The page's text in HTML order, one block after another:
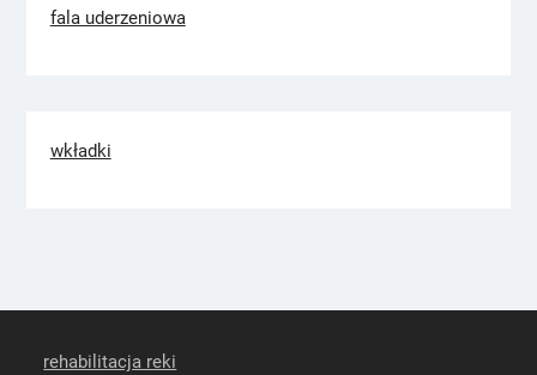
fala uderzeniowa
wkładki
rehabilitacja reki